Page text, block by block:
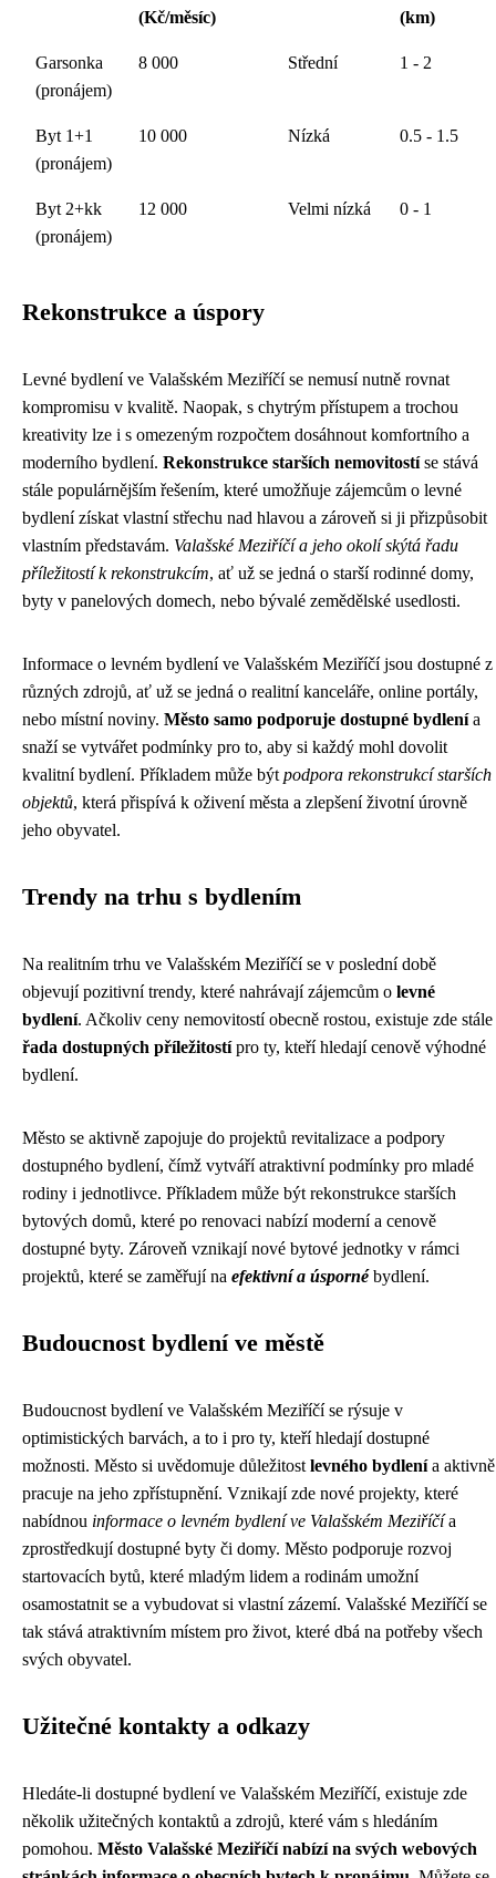
(Kč/měsíc)
(km)
Garsonka
(pronájem)
8 000 Střední 1 - 2
Byt 1+1
(pronájem)
10 000 Nízká 0.5 - 1.5
Byt 2+kk
(pronájem)
12 000 Velmi nízká 0 - 1
Rekonstrukce a úspory
Levné bydlení ve Valašském Meziříčí se nemusí nutně rovnat
kompromisu v kvalitě. Naopak, s chytrým přístupem a trochou
kreativity lze i s omezeným rozpočtem dosáhnout komfortního a
moderního bydlení. Rekonstrukce starších nemovitostíse stává
stále populárnějším řešením, které umožňuje zájemcům o levné
bydlení získat vlastní střechu nad hlavou a zároveň si ji přizpůsobit
vlastním představám. Valašské Meziříčí a jeho okolí skýtá řadu
příležitostí k rekonstrukcím, ať už se jedná o starší rodinné domy,
byty v panelových domech, nebo bývalé zemědělské usedlosti.
Informace o levném bydlení ve Valašském Meziříčí jsou dostupné z
různých zdrojů, ať už se jedná o realitní kanceláře, online portály,
nebo místní noviny. Město samo podporuje dostupné bydlenía
snaží se vytvářet podmínky pro to, aby si každý mohl dovolit
kvalitní bydlení. Příkladem může být podpora rekonstrukcí starších
objektů, která přispívá k oživení města a zlepšení životní úrovně
jeho obyvatel.
Trendy na trhu s bydlením
Na realitním trhu ve Valašském Meziříčí se v poslední době
objevují pozitivní trendy, které nahrávají zájemcům o levné
bydlení. Ačkoliv ceny nemovitostí obecně rostou, existuje zde stále
řada dostupných příležitostípro ty, kteří hledají cenově výhodné
bydlení.
Město se aktivně zapojuje do projektů revitalizace a podpory
dostupného bydlení, čímž vytváří atraktivní podmínky pro mladé
rodiny i jednotlivce. Příkladem může být rekonstrukce starších
bytových domů, které po renovaci nabízí moderní a cenově
dostupné byty. Zároveň vznikají nové bytové jednotky v rámci
projektů, které se zaměřují na efektivní a úspornébydlení.
Budoucnost bydlení ve městě
Budoucnost bydlení ve Valašském Meziříčí se rýsuje v
optimistických barvách, a to i pro ty, kteří hledají dostupné
možnosti. Město si uvědomuje důležitost levného bydlenía aktivně
pracuje na jeho zpřístupnění. Vznikají zde nové projekty, které
nabídnou informace o levném bydlení ve Valašském Meziříčía
zprostředkují dostupné byty či domy. Město podporuje rozvoj
startovacích bytů, které mladým lidem a rodinám umožní
osamostatnit se a vybudovat si vlastní zázemí. Valašské Meziříčí se
tak stává atraktivním místem pro život, které dbá na potřeby všech
svých obyvatel.
Užitečné kontakty a odkazy
Hledáte-li dostupné bydlení ve Valašském Meziříčí, existuje zde
několik užitečných kontaktů a zdrojů, které vám s hledáním
pomohou. Město Valašské Meziříčí nabízí na svých webových